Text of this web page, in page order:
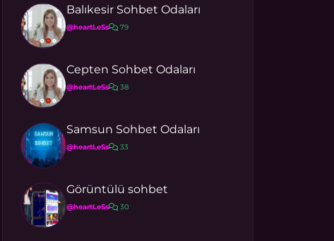
Balıkesir Sohbet Odaları
@heartLeSs 79
Cepten Sohbet Odaları
@heartLeSs 38
Samsun Sohbet Odaları
@heartLeSs 33
Görüntülü sohbet
@heartLeSs 30